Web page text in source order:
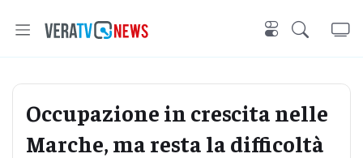
Occupazione in crescita nelle
Marche, ma resta la difficoltà